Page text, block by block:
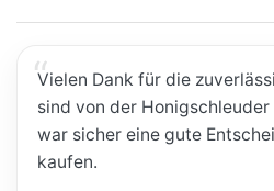
Vielen Dank für die
sind von der
war sicher eine gute
kaufen.